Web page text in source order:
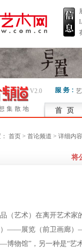
集散地
V2.0
首页 > 首论频道 > 详细内容
将
（艺术）在离开艺术家
）——展览（前卫画廊
博物馆”，另一种是“艺